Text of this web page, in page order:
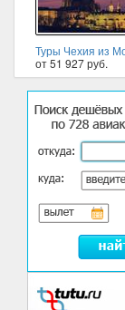
Туры Чехия из
от 51 927 руб.